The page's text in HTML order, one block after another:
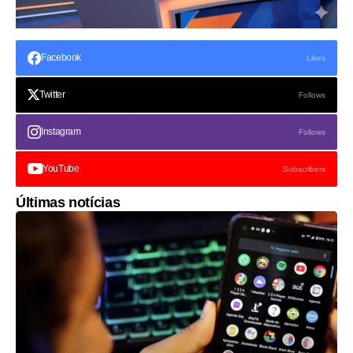
Facebook Likes
Twitter Follows
Instagram Follows
YouTube Subscribers
Últimas notícias